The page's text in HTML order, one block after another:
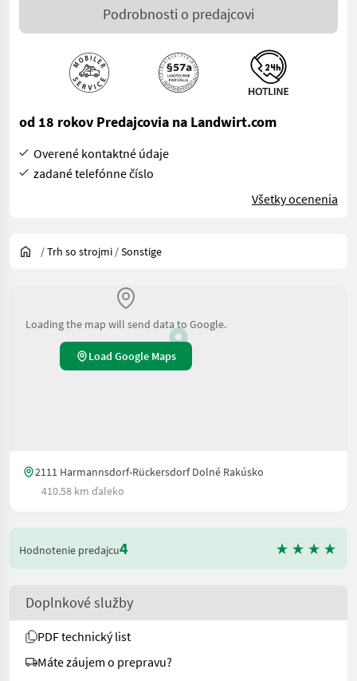
Podrobnosti o predajcovi
od 18 rokov Predajcovia na Landwirt.com
Overené kontaktné údaje
zadané telefónne číslo
Všetky ocenenia
/Trh so strojmi /Sonstige
Loading the map will send data to Google.
Load Google Maps
2111 Harmannsdorf-Rückersdorf Dolné Rakúsko
410.58 km ďaleko
Hodnotenie predajcu4
Doplnkové služby
PDF technický list
Máte záujem o prepravu?